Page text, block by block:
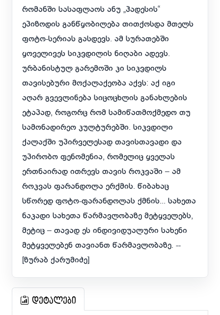
რომანში სასაფლაოს ანუ „ჰადესის“
ეპიზოდის განწყობილება თითქოსდა მთელს
ფოტო-სერიას გასდევს. ამ სურათებში
ყოველივეს სიკვდილის ნიღაბი ადევს.
ურბანისტულ გარემოში კი სიკვდილს
თავისებური მოქალაქეობა აქვს: აქ იგი
აღარ გვევლინება სიცოცხლის განახლების
ეტაპად, როგორც რომ სამიწათმოქმედო თუ
სამონადირეო კულტურებში. სიკვდილი
ქალაქში უპირველესად თავისთავადი და
უპირობო ფენომენია, რომელიც ყველას
ერთნაირად ითრევს თავის როკვაში – ამ
როკვას ფარანდოლა ერქმის. წიბახაც
სწორედ ფოტო-ფარანდოლას ქმნის... სახეთა
ნაკადი სახეთა წარმავლობაზე მეტყველებს,
მეტიც – თავად ეს ინდივიდუალური სახენი
მეტყველებენ თავიანთ წარმავლობაზე. --
[ზურაბ ქარუმიძე]
დეტალები